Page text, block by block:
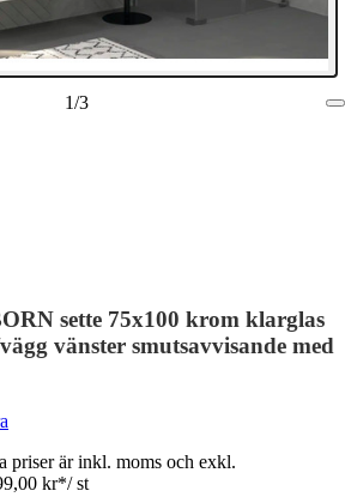
1/3
sette 75x100 krom klarglas
vänster smutsavvisande med
är inkl. moms och exkl.
kr*/ st